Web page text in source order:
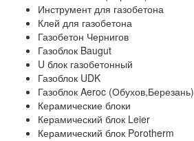
Инструмент для газобетона
Клей для газобетона
Газобетон Чернигов
Газоблок Baugut
U блок газобетонный
Газоблок UDK
Газоблок Aeroc (Обухов,Березань)
Керамические блоки
Керамический блок Leier
Керамический блок Porotherm